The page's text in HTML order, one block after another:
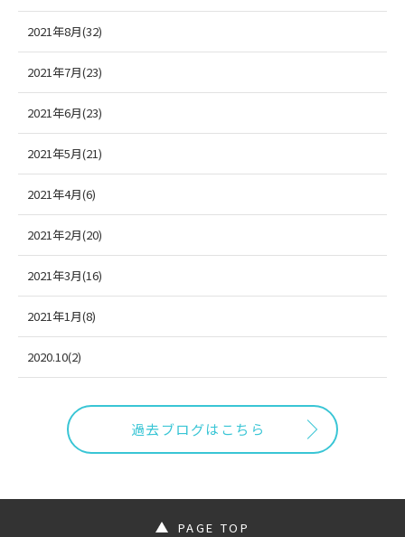
2021年8月(32)
2021年7月(23)
2021年6月(23)
2021年5月(21)
2021年4月(6)
2021年2月(20)
2021年3月(16)
2021年1月(8)
2020.10(2)
過去ブログはこちら
PAGE TOP